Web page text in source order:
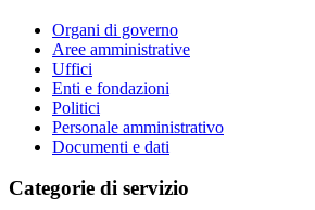
Organi di governo
Aree amministrative
Uffici
Enti e fondazioni
Politici
Personale amministrativo
Documenti e dati
Categorie di servizio